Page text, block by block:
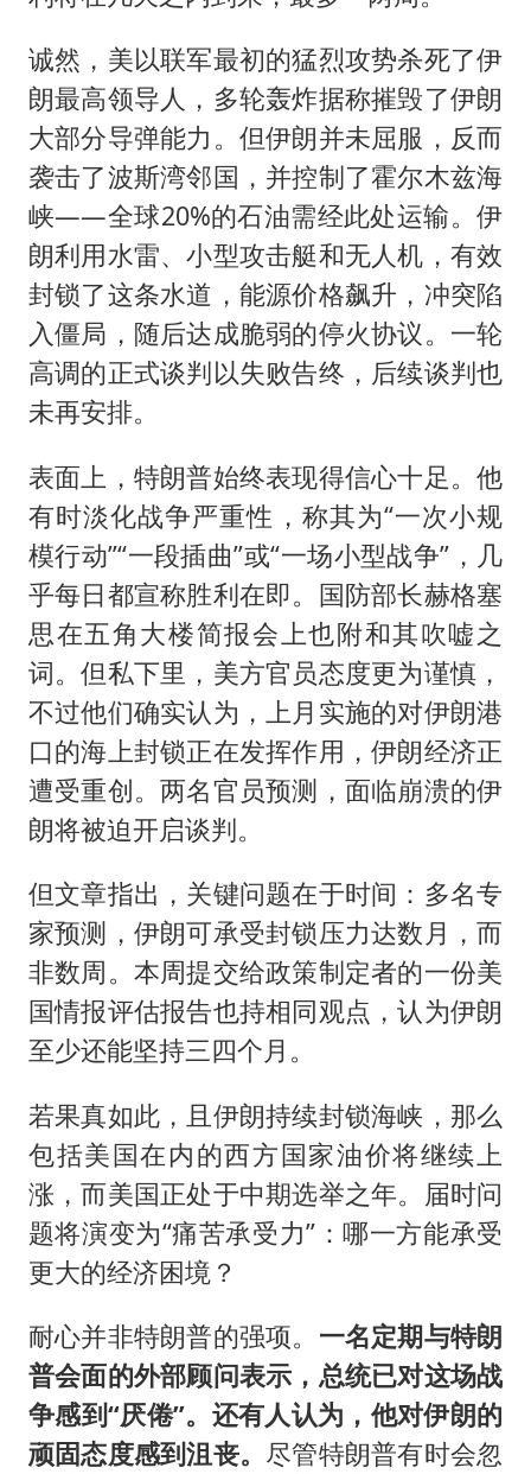
诚然，美以联军最初的猛烈攻势杀死了伊
朗最高领导人，多轮轰炸据称摧毁了伊朗
大部分导弹能力。但伊朗并未屈服，反而
袭击了波斯湾邻国，并控制了霍尔木兹海
峡——全球20%的石油需经此处运输。伊
朗利用水雷、小型攻击艇和无人机，有效
封锁了这条水道，能源价格飙升，冲突陷
入僵局，随后达成脆弱的停火协议。一轮
高调的正式谈判以失败告终，后续谈判也
未再安排。
表面上，特朗普始终表现得信心十足。他
有时淡化战争严重性，称其为“一次小规
模行动”“一段插曲”或“一场小型战争”，几
乎每日都宣称胜利在即。国防部长赫格塞
思在五角大楼简报会上也附和其吹嘘之
词。但私下里，美方官员态度更为谨慎，
不过他们确实认为，上月实施的对伊朗港
口的海上封锁正在发挥作用，伊朗经济正
遭受重创。两名官员预测，面临崩溃的伊
朗将被迫开启谈判。
但文章指出，关键问题在于时间：多名专
家预测，伊朗可承受封锁压力达数月，而
非数周。本周提交给政策制定者的一份美
国情报评估报告也持相同观点，认为伊朗
至少还能坚持三四个月。
若果真如此，且伊朗持续封锁海峡，那么
包括美国在内的西方国家油价将继续上
涨，而美国正处于中期选举之年。届时问
题将演变为“痛苦承受力”：哪一方能承受
更大的经济困境？
耐心并非特朗普的强项。 一名定期与特朗
普会面的外部顾问表示，总统已对这场战
争感到“厌倦”。还有人认为，他对伊朗的
顽固态度感到沮丧。 尽管特朗普有时会忽